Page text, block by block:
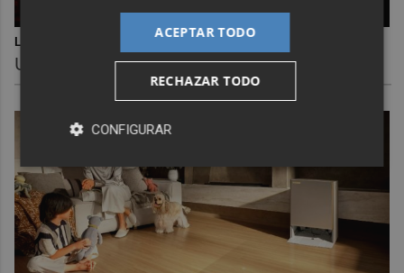
Lujo con carácter
Una joya para mujeres que no piden permiso
ACEPTAR TODO
RECHAZAR TODO
CONFIGURAR